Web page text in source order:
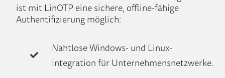
ist mit LinOTP eine sichere, offline-fähige
Authentifizierung möglich:
Nahtlose Windows- und Linux-
Integration für Unternehmensnetzwerke.